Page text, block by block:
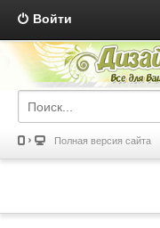
Войти
Полная версия сайта